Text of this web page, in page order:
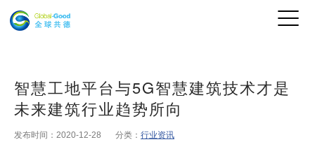
智慧工地平台与5G智慧建筑技术才是
未来建筑行业趋势所向
发布时间：2020-12-28 分类： 行业资讯